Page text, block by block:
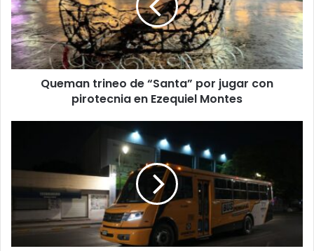
por
jugar
con
pirotecnia
en
EzequielQueman trineo de “Santa” por jugar con
pirotecnia en Ezequiel Montes
seguridad:
transporte
nocturno
hasta
la